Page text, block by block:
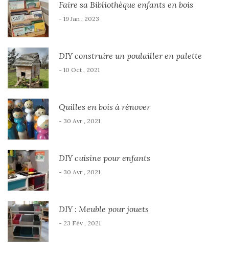
Faire sa Bibliothèque enfants en bois
- 19 Jan , 2023
DIY construire un poulailler en palette
- 10 Oct , 2021
Quilles en bois à rénover
- 30 Avr , 2021
DIY cuisine pour enfants
- 30 Avr , 2021
DIY : Meuble pour jouets
- 23 Fév , 2021